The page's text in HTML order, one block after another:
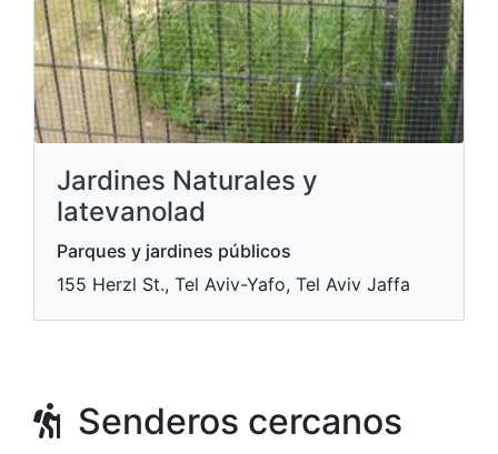
Jardines Naturales y
latevanolad
Parques y jardines públicos
155 Herzl St., Tel Aviv-Yafo, Tel Aviv Jaffa
Senderos cercanos